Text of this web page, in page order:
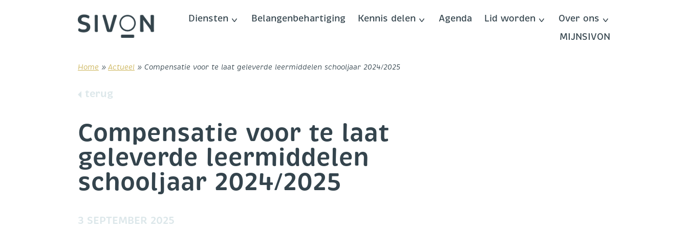
Diensten Belangenbehartiging Kennis delen Agenda Lid worden
Over ons
MIJNSIVON
Home » Actueel » Compensatie voor te laat geleverde leermiddelen schooljaar 2024/2025
terug
Compensatie voor te laat
geleverde leermiddelen
schooljaar 2024/2025
3 SEPTEMBER 2025